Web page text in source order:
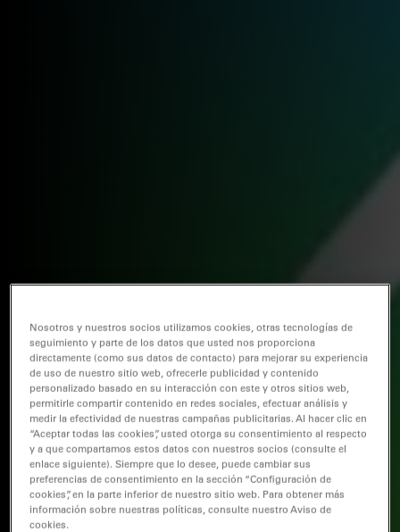
Nosotros y nuestros socios utilizamos cookies, otras tecnologías de
seguimiento y parte de los datos que usted nos proporciona
directamente (como sus datos de contacto) para mejorar su experiencia
de uso de nuestro sitio web, ofrecerle publicidad y contenido
personalizado basado en su interacción con este y otros sitios web,
permitirle compartir contenido en redes sociales, efectuar análisis y
medir la efectividad de nuestras campañas publicitarias. Al hacer clic en
“Aceptar todas las cookies”, usted otorga su consentimiento al respecto
y a que compartamos estos datos con nuestros socios (consulte el
enlace siguiente). Siempre que lo desee, puede cambiar sus
preferencias de consentimiento en la sección “Configuración de
cookies”, en la parte inferior de nuestro sitio web. Para obtener más
información sobre nuestras políticas, consulte nuestro Aviso de
cookies.